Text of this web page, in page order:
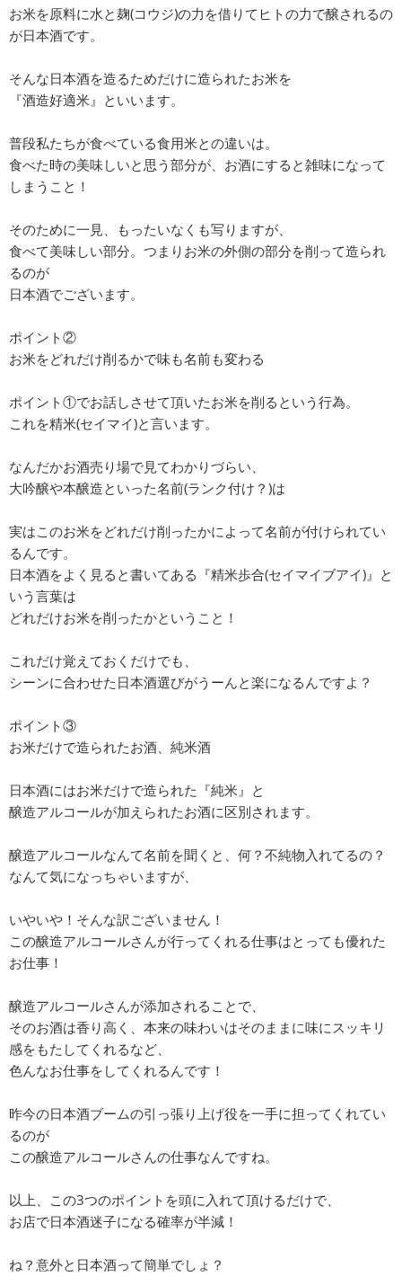
お米を原料に水と麹(コウジ)の力を借りてヒトの力で醸されるの
が日本酒です。
そんな日本酒を造るためだけに造られたお米を
『酒造好適米』といいます。
普段私たちが食べている食用米との違いは。
食べた時の美味しいと思う部分が、お酒にすると雑味になって
しまうこと！
そのために一見、もったいなくも写りますが、
食べて美味しい部分。つまりお米の外側の部分を削って造られ
るのが
日本酒でございます。
ポイント②
お米をどれだけ削るかで味も名前も変わる
ポイント①でお話しさせて頂いたお米を削るという行為。
これを精米(セイマイ)と言います。
なんだかお酒売り場で見てわかりづらい、
大吟醸や本醸造といった名前(ランク付け？)は
実はこのお米をどれだけ削ったかによって名前が付けられてい
るんです。
日本酒をよく見ると書いてある『精米歩合(セイマイブアイ)』と
いう言葉は
どれだけお米を削ったかということ！
これだけ覚えておくだけでも、
シーンに合わせた日本酒選びがうーんと楽になるんですよ？
ポイント③
お米だけで造られたお酒、純米酒
日本酒にはお米だけで造られた『純米』と
醸造アルコールが加えられたお酒に区別されます。
醸造アルコールなんて名前を聞くと、何？不純物入れてるの？
なんて気になっちゃいますが、
いやいや！そんな訳ございません！
この醸造アルコールさんが行ってくれる仕事はとっても優れた
お仕事！
醸造アルコールさんが添加されることで、
そのお酒は香り高く、本来の味わいはそのままに味にスッキリ
感をもたしてくれるなど、
色んなお仕事をしてくれるんです！
昨今の日本酒ブームの引っ張り上げ役を一手に担ってくれてい
るのが
この醸造アルコールさんの仕事なんですね。
以上、この3つのポイントを頭に入れて頂けるだけで、
お店で日本酒迷子になる確率が半減！
ね？意外と日本酒って簡単でしょ？